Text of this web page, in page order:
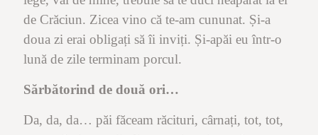
de Crăciun. Zicea vino că te-am cununat. Și-a
doua zi erai obligați să îi inviți. Și-apăi eu într-o
lună de zile terminam porcul.
Sărbătorind de două ori…
Da, da, da… păi făceam răcituri, cârnați, tot, tot,